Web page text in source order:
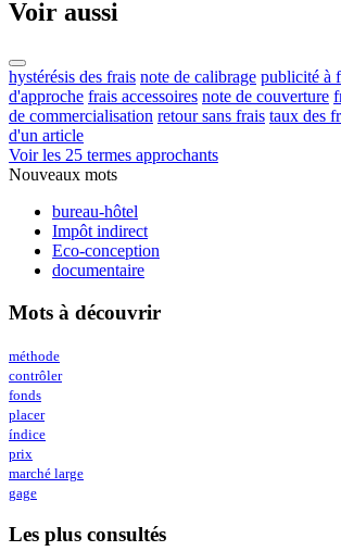
Voir aussi
hystérésis des frais note de calibrage publicité à
d'approche frais accessoires note de couverture
de commercialisation retour sans frais taux des
d'un article
Voir les 25 termes approchants
Nouveaux mots
bureau-hôtel
Impôt indirect
Eco-conception
documentaire
Mots à découvrir
méthode
contrôler
fonds
placer
índice
prix
marché large
gage
Les plus consultés